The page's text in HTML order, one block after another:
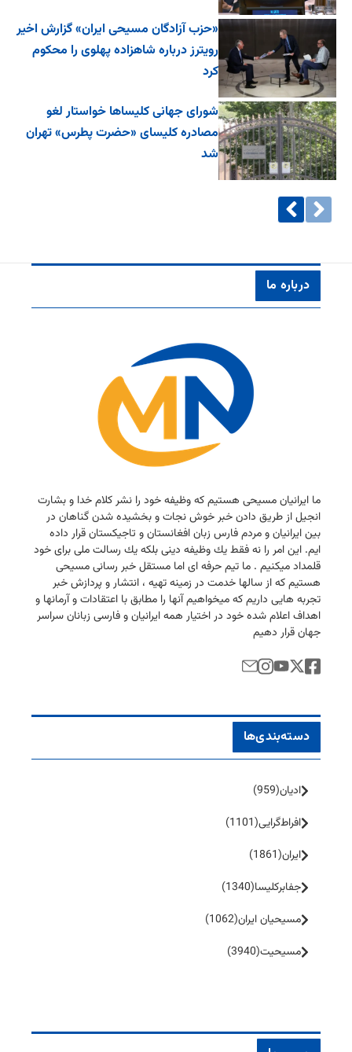
«حزب آزادگان مسیحی ایران» گزارش اخیر
رویترز درباره شاهزاده پهلوی را محکوم
کرد
شورای جهانی کلیساها خواستار لغو
مصادره کلیسای «حضرت پطرس» تهران
شد
درباره ما
ما ایرانیان مسیحی هستیم كه وظیفه خود را نشر كلام خدا و بشارت
انجیل از طریق دادن خبر خوش نجات و بخشیده شدن گناهان در
بین ایرانیان و مردم فارس زبان افغانستان و تاجیكستان قرار داده
ایم. این امر را نه فقط یك وظیفه دینی بلكه یك رسالت ملی برای خود
قلمداد میكنیم . ما تیم حرفه ای اما مستقل خبر رسانی مسیحی
هستیم كه از سالها خدمت در زمینه تهیه ، انتشار و پردازش خبر
تجربه هایی داریم كه میخواهیم آنها را مطابق با اعتقادات و آرمانها و
اهداف اعلام شده خود در اختیار همه ایرانیان و فارسی زبانان سراسر
جهان قرار دهیم
دسته‌بندی‌ها
ادیان(959)
افراط‌گرایی(1101)
ایران(1861)
جفا‌بر‌کلیسا(1340)
مسیحیان ایران(1062)
مسیحیت(3940)